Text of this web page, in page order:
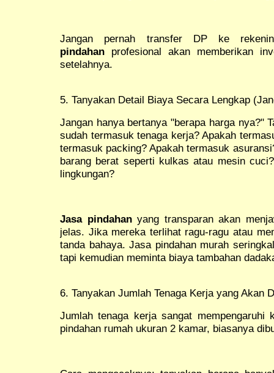
Jangan pernah transfer DP ke
pindahan profesional akan memberikan
setelahnya.
5. Tanyakan Detail Biaya Secara Lengkap
Jangan hanya bertanya "berapa harga nya?"
sudah termasuk tenaga kerja? Apakah
termasuk packing? Apakah termasuk
barang berat seperti kulkas atau mesin
lingkungan?
Jasa pindahanyang transparan akan
jelas. Jika mereka terlihat ragu-ragu atau
tanda bahaya. Jasa pindahan murah
tapi kemudian meminta biaya tambahan
6. Tanyakan Jumlah Tenaga Kerja yang Akan
Jumlah tenaga kerja sangat mempengaruhi
pindahan rumah ukuran 2 kamar, biasanya